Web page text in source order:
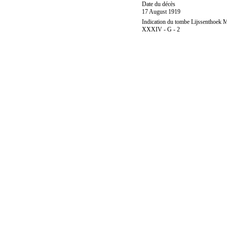
Date du décès
17 August 1919
Indication du tombe Lijssenthoek
XXXIV - G - 2